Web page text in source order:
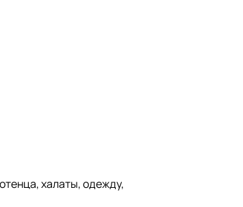
халаты, одежду,